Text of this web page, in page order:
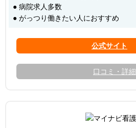
● 病院求人多数
● がっつり働きたい人におすすめ
口コミ・詳細